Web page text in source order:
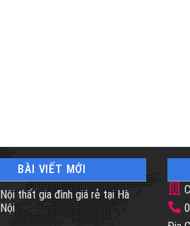
BÀI VIẾT MỚI
Nội thất gia đình giá rẻ tại Hà
Nội